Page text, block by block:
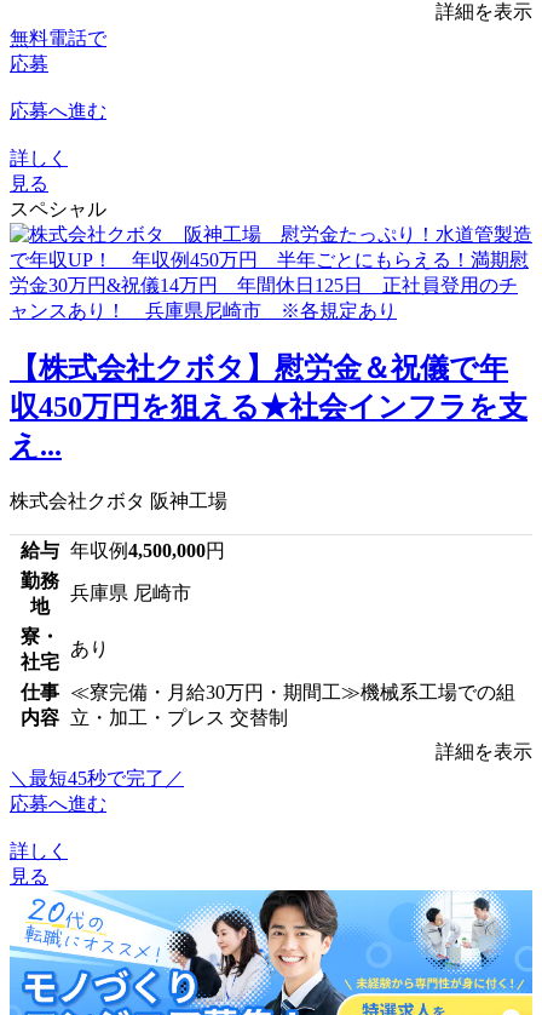
詳細を表示
無料電話で
応募
応募へ進む
詳しく
見る
スペシャル
【株式会社クボタ】慰労金＆祝儀で年
収450万円を狙える★社会インフラを支
え...
株式会社クボタ 阪神工場
給与 年収例4,500,000円
勤務
地
兵庫県 尼崎市
寮・
社宅
あり
仕事
内容
≪寮完備・月給30万円・期間工≫機械系工場での組
立・加工・プレス 交替制
詳細を表示
＼最短45秒で完了／
応募へ進む
詳しく
見る